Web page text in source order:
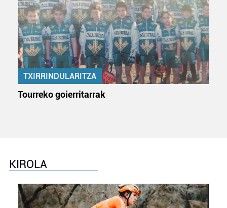
TXIRRINDULARITZA
Tourreko goierritarrak
KIROLA